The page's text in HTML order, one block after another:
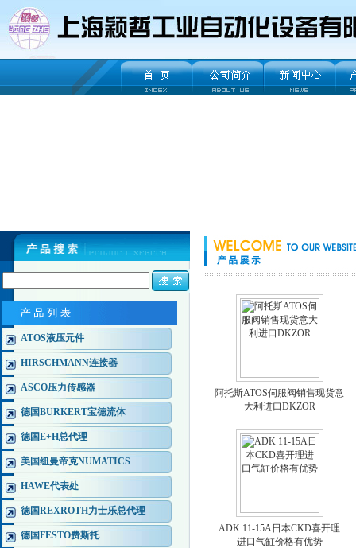
ATOS液压元件
HIRSCHMANN连接器
ASCO压力传感器
德国BURKERT宝德流体
德国E+H总代理
美国纽曼帝克NUMATICS
HAWE代表处
德国REXROTH力士乐总代理
德国FESTO费斯托
阿托斯ATOS伺服阀销售现货意
大利进口DKZOR
ADK 11-15A日本CKD喜开理
进口气缸价格有优势